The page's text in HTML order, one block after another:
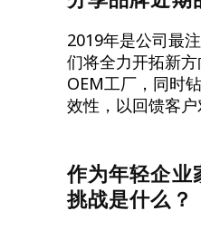
2019年是公司最
们将全力开拓新
OEM工厂，同时
效性，以回馈客户
作为年轻企业
挑战是什么？